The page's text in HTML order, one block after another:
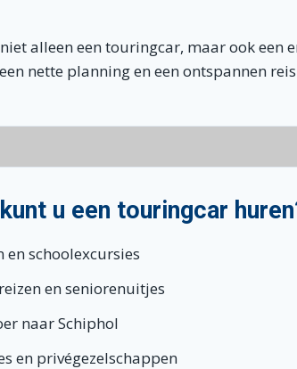
alleen een touringcar, maar ook een
nette planning en een ontspannen
u een touringcar
en schoolexcursies
en seniorenuitjes
naar Schiphol
en privégezelschappen